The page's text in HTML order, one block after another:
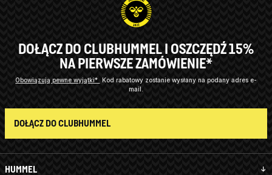
HUMMEL
DOŁĄCZ DO CLUBHUMMEL I OSZCZĘDŹ 15%
NA PIERWSZE ZAMÓWIENIE*
Obowiązują pewne wyjątki* Kod rabatowy zostanie wysłany na podany adres e-
mail.
DOŁĄCZ DO CLUBHUMMEL